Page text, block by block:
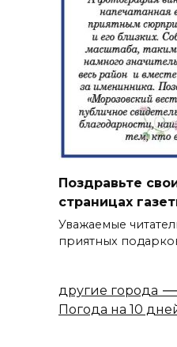
Поздравьте
страницах
Уважаемые
приятных
другие
Погода на 10